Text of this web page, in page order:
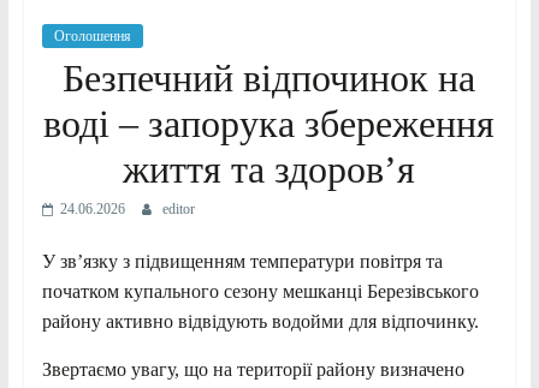
Оголошення
Безпечний відпочинок на
воді – запорука збереження
життя та здоров’я
24.06.2026 editor
У зв’язку з підвищенням температури повітря та
початком купального сезону мешканці Березівського
району активно відвідують водойми для відпочинку.
Звертаємо увагу, що на території району визначено